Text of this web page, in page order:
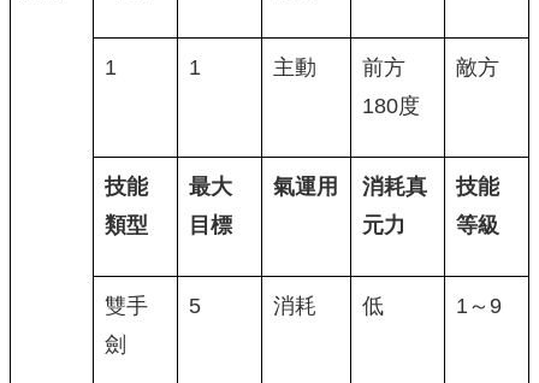
1 1 主動
前方
180度
敵方
技能
類型
最大
目標
氣運用
消耗真
元力
技能
等級
雙手
劍
5 消耗 低 1～9